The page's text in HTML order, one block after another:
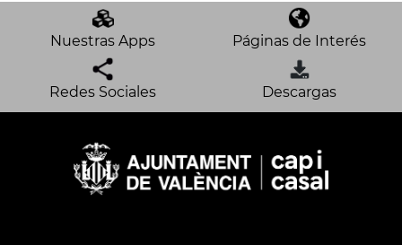
Nuestras Apps Páginas de Interés
Redes Sociales Descargas